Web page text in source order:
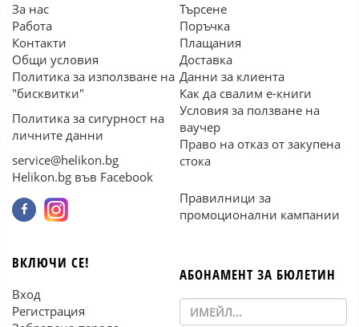
За нас
Работа
Контакти
Общи условия
Политика за използване на
"бисквитки"
Политика за сигурност на
личните данни
service@helikon.bg
Helikon.bg във Facebook
Търсене
Поръчка
Плащания
Доставка
Данни за клиента
Как да свалим е-книги
Условия за ползване на
ваучер
Право на отказ от закупена
стока
Правилници за
промоционални кампании
ВКЛЮЧИ СЕ!
Вход
Регистрация
АБОНАМЕНТ ЗА БЮЛЕТИН